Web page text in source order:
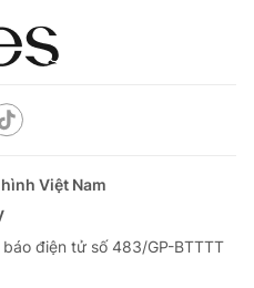
Việt Nam
điện tử số 483/GP-BTTTT